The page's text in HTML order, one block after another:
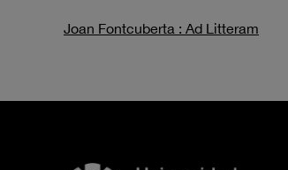
Joan Fontcuberta : Ad Litteram